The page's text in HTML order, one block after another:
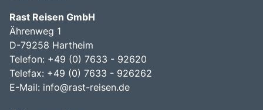
Rast Reisen GmbH
Ährenweg 1
D-79258 Hartheim
Telefon: +49 (0) 7633 - 92620
Telefax: +49 (0) 7633 - 926262
E-Mail: info@rast-reisen.de